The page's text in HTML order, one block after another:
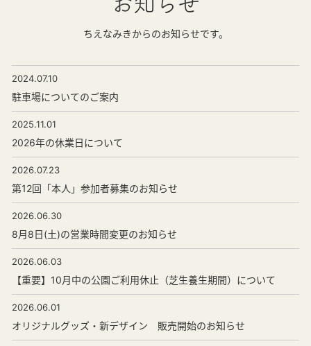
ちえなみきからのお知らせです。
2024.07.10
駐車場についてのご案内
2025.11.01
2026年の休業日について
2026.07.23
第12回「本人」参加者募集のお知らせ
2026.06.30
8月8日(土)の営業時間変更のお知らせ
2026.06.03
【重要】10月中の公園ご利用休止（芝生養生期間）について
2026.06.01
オリジナルグッズ・新デザイン 販売開始のお知らせ